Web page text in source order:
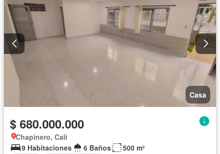
Casa
$ 680.000.000
Chapinero, Cali
9 Habitaciones
6 Baños
500 m²